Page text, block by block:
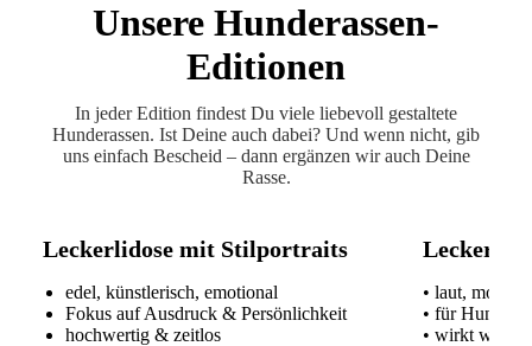
Unsere Hunderassen-
Editionen
In jeder Edition findest Du viele liebevoll gestaltete
Hunderassen. Ist Deine auch dabei? Und wenn nicht, gib
uns einfach Bescheid – dann ergänzen wir auch Deine
Rasse.
Leckerlidose mit Stilportraits
edel, künstlerisch, emotional
Fokus auf Ausdruck & Persönlichkeit
hochwertig & zeitlos
• laut,
• für
• wirkt wie